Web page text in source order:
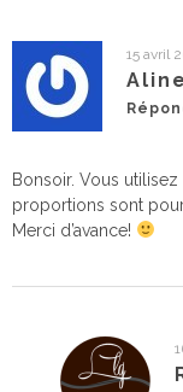
15 avril
Aline
Bonsoir. Vous
proportions sont
Merci d’avance!